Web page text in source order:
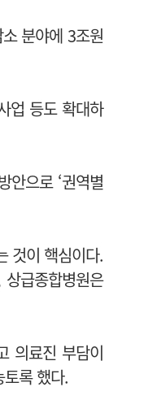
분야에 3조원
업 등도 확대하
안으로 ‘권역별
것이 핵심이다.
상급종합병원은
의료진 부담이
록 했다.